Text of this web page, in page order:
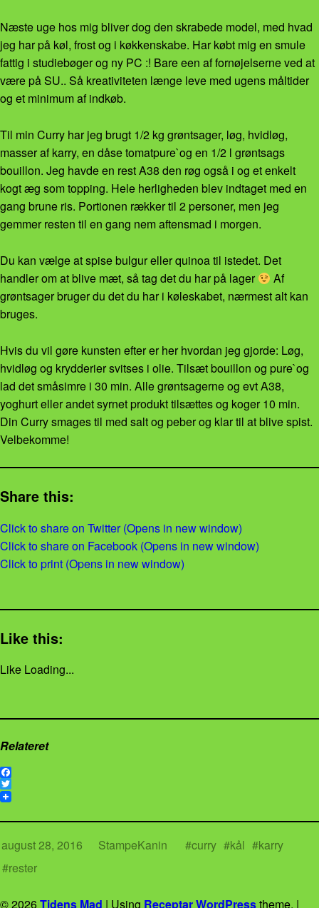
Næste uge hos mig bliver dog den skrabede model, med hvad
jeg har på køl, frost og i køkkenskabe. Har købt mig en smule
fattig i studiebøger og ny PC :! Bare een af fornøjelserne ved at
være på SU.. Så kreativiteten længe leve med ugens måltider
og et minimum af indkøb.
Til min Curry har jeg brugt 1/2 kg grøntsager, løg, hvidløg,
masser af karry, en dåse tomatpure`og en 1/2 l grøntsags
bouillon. Jeg havde en rest A38 den røg også i og et enkelt
kogt æg som topping. Hele herligheden blev indtaget med en
gang brune ris. Portionen rækker til 2 personer, men jeg
gemmer resten til en gang nem aftensmad i morgen.
Du kan vælge at spise bulgur eller quinoa til istedet. Det
handler om at blive mæt, så tag det du har på lager
Af
grøntsager bruger du det du har i køleskabet, nærmest alt kan
bruges.
Hvis du vil gøre kunsten efter er her hvordan jeg gjorde: Løg,
hvidløg og krydderier svitses i olie. Tilsæt bouillon og pure`og
lad det småsimre i 30 min. Alle grøntsagerne og evt A38,
yoghurt eller andet syrnet produkt tilsættes og koger 10 min.
Din Curry smages til med salt og peber og klar til at blive spist.
Velbekomme!
Share this:
Click to share on Twitter (Opens in new window)
Click to share on Facebook (Opens in new window)
Click to print (Opens in new window)
Like this:
Like Loading...
Relateret
F
a
c
e
o
o
k
T
w
i
t
e
r
august 28, 2016 StampeKanin curry kål
karry
rester
© 2026Tidens Mad | Using ReceptarWordPresstheme. |